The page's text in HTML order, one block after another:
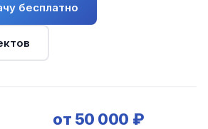
бесплатно
от 50 000 ₽